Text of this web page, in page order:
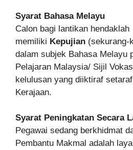
Syarat Bahasa Melayu
Calon bagi lantikan hendaklah
memiliki Kepujian (sekurang-
dalam subjek Bahasa Melayu
Pelajaran Malaysia/ Sijil
kelulusan yang diiktiraf
Kerajaan.
Syarat Peningkatan Secara
Pegawai sedang berkhidmat
Pembantu Makmal adalah